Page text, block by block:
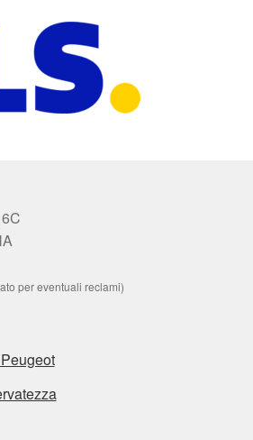
per eventuali reclami)